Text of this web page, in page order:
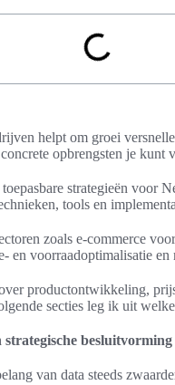
helpt om groei
opbrengsten je kunt
strategieën voor
tools en
zoals e-commerce
en voorraadoptimalisatie
productontwikkeling,
secties leg ik uit
besluitvorming
van data steeds